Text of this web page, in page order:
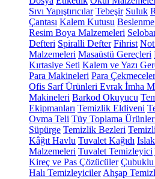
Sıvı Yapıştırıcılar Tebeşir Suluk
Çantası Kalem Kutusu Beslenme
Resim Boya Malzemeleri
Defteri Spiralli Defter Fihrist
Malzemeleri Masaüstü Gereçleri
Kırtasiye Seti Kalem ve Yazı
Para Makineleri Para
Ofis Sarf Ürünleri Evrak İmha
Makineleri Barkod Okuyucu
Ekipmanları Temizlik Eldiveni
Ovma Teli Tüy Toplama
Süpürge Temizlik Bezleri
Kâğıt Havlu Tuvalet Kağıdı
Malzemeleri Tuvalet Temizleyici
Kireç ve Pas Çözücüler
Halı Temizleyiciler Ahşap